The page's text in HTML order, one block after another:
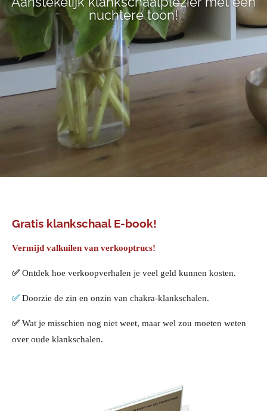
nuchtere toon!
Gratis klankschaal E-book!
Vermijd valkuilen van verkooptrucs!
✅ Ontdek hoe verkoopverhalen je veel geld kunnen kosten.
✅ Doorzie de zin en onzin van chakra-klankschalen.
✅ Wat je misschien nog niet weet, maar wel zou moeten weten
over oude klankschalen.